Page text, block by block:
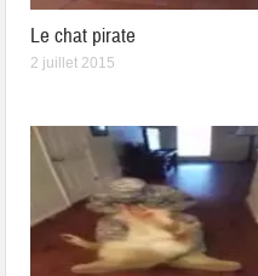
Le chat pirate
2 juillet 2015